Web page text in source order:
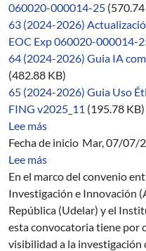
060020-000014-25
63 (2024-2026)
EOC Exp 060020-000014-
64 (2024-2026) Guia IA
(482.88 KB)
65 (2024-2026) Guia Uso
FING v2025_11 (195.78 KB)
Lee mássobre 15/2024-2026
Fecha de inicio Mar, 07/07/
Lee mássobre Fondo
En el marco del convenio
Investigación e Innovación
República (Udelar) y el
esta convocatoria tiene por
visibilidad a la